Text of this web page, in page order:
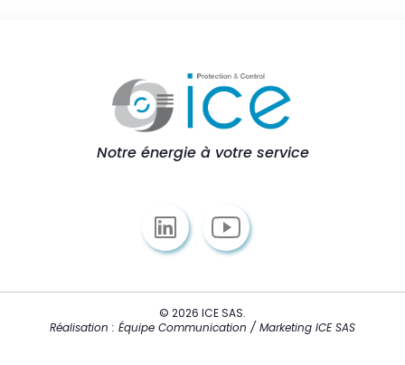
Notre énergie à votre service
© 2026 ICE SAS.
Réalisation : Équipe Communication / Marketing ICE SAS